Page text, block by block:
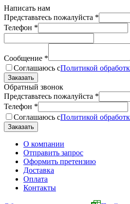
Написать нам
Представьтесь пожалуйста *
Телефон *
Сообщение *
Соглашаюсь сПолитикой
Обратный звонок
Представьтесь пожалуйста *
Телефон *
Соглашаюсь сПолитикой
О компании
Отправить запрос
Оформить претензию
Доставка
Оплата
Контакты